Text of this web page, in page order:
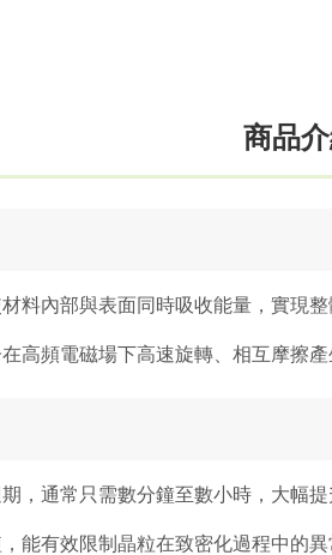
商品
料內部與表面同時吸收能量，實現
高頻電磁場下高速旋轉、相互摩擦產
，通常只需數分鐘至數小時，大幅提
能有效限制晶粒在致密化過程中的